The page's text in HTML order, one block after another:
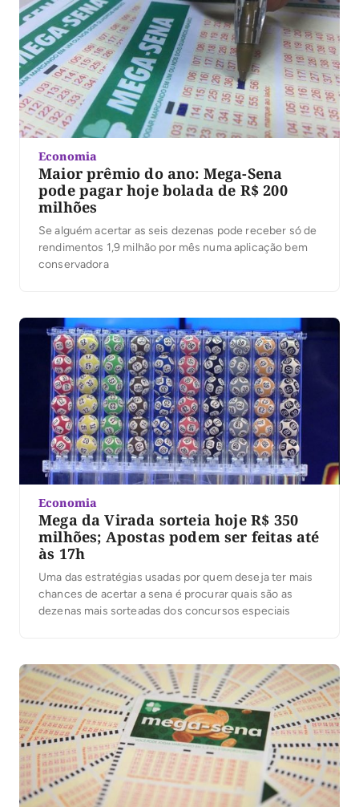
Economia
Maior prêmio do ano: Mega-Sena
pode pagar hoje bolada de R$ 200
milhões
Se alguém acertar as seis dezenas pode receber só de
rendimentos 1,9 milhão por mês numa aplicação bem
conservadora
Economia
Mega da Virada sorteia hoje R$ 350
milhões; Apostas podem ser feitas até
às 17h
Uma das estratégias usadas por quem deseja ter mais
chances de acertar a sena é procurar quais são as
dezenas mais sorteadas dos concursos especiais